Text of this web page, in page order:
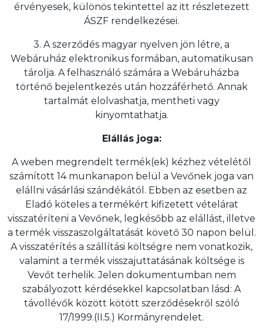
érvényesek, különös tekintettel az itt részletezett
ÁSZF rendelkezései.
3. A szerződés magyar nyelven jön létre, a
Webáruház elektronikus formában, automatikusan
tárolja. A felhasználó számára a Webáruházba
történő bejelentkezés után hozzáférhető. Annak
tartalmát elolvashatja, mentheti vagy
kinyomtathatja.
Elállás joga:
A weben megrendelt termék(ek) kézhez vételétől
számított 14 munkanapon belül a Vevőnek joga van
elállni vásárlási szándékától. Ebben az esetben az
Eladó köteles a termékért kifizetett vételárat
visszatéríteni a Vevőnek, legkésőbb az elállást, illetve
a termék visszaszolgáltatását követő 30 napon belül.
A visszatérítés a szállítási költségre nem vonatkozik,
valamint a termék visszajuttatásának költsége is
Vevőt terhelik. Jelen dokumentumban nem
szabályozott kérdésekkel kapcsolatban lásd: A
távollévők között kötött szerződésekről szóló
17/1999.(II.5.) Kormányrendelet.